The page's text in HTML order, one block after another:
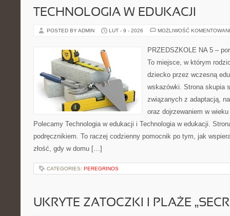
TECHNOLOGIA W EDUKACJI
POSTED BY ADMIN LUT - 9 - 2026 MOŻLIWOŚĆ
PRZEDSZKOLE NA 5 –
To miejsce, w którym
dziecko przez wczesną
wskazówki. Strona skupia
związanych z adaptacją,
oraz dojrzewaniem w
Polecamy Technologia w edukacji i Technologia w edukacji.
podręcznikiem. To raczej codzienny pomocnik po tym, jak
złość, gdy w domu […]
CATEGORIES: PEREGRINOS
UKRYTE ZATOCZKI I PLAŻE